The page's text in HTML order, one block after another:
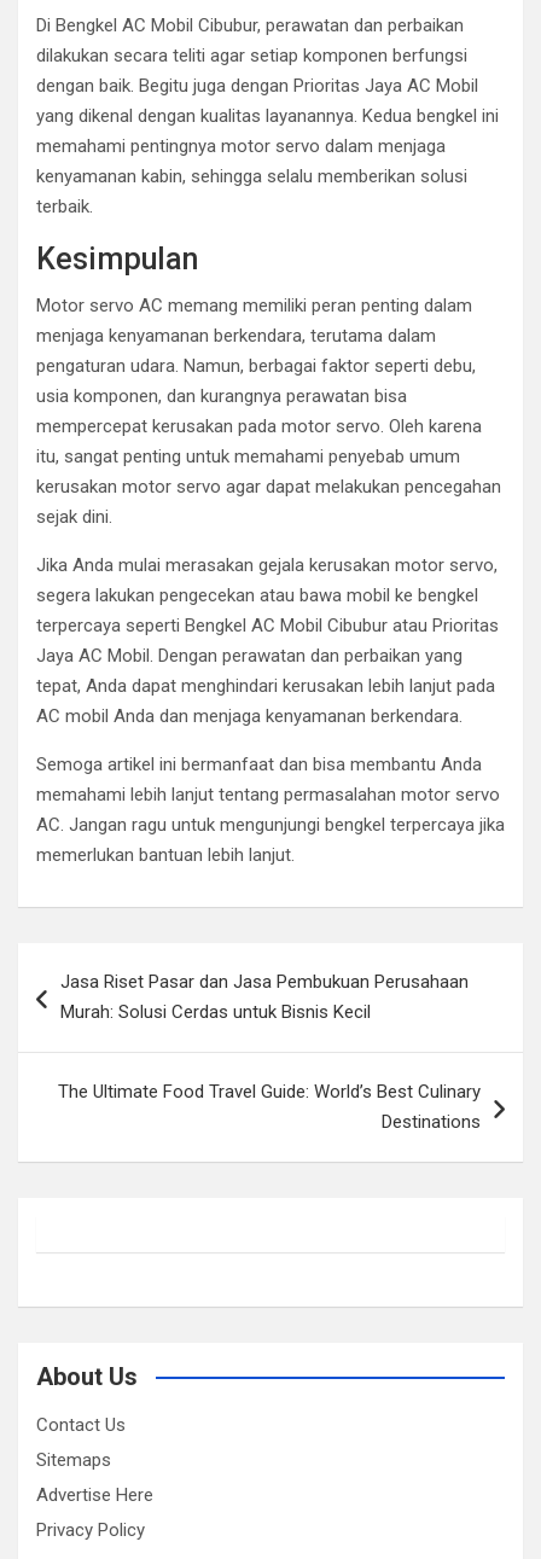
Di Bengkel AC Mobil Cibubur, perawatan dan perbaikan
dilakukan secara teliti agar setiap komponen berfungsi
dengan baik. Begitu juga dengan Prioritas Jaya AC Mobil
yang dikenal dengan kualitas layanannya. Kedua bengkel ini
memahami pentingnya motor servo dalam menjaga
kenyamanan kabin, sehingga selalu memberikan solusi
terbaik.
Kesimpulan
Motor servo AC memang memiliki peran penting dalam
menjaga kenyamanan berkendara, terutama dalam
pengaturan udara. Namun, berbagai faktor seperti debu,
usia komponen, dan kurangnya perawatan bisa
mempercepat kerusakan pada motor servo. Oleh karena
itu, sangat penting untuk memahami penyebab umum
kerusakan motor servo agar dapat melakukan pencegahan
sejak dini.
Jika Anda mulai merasakan gejala kerusakan motor servo,
segera lakukan pengecekan atau bawa mobil ke bengkel
terpercaya seperti Bengkel AC Mobil Cibubur atau Prioritas
Jaya AC Mobil. Dengan perawatan dan perbaikan yang
tepat, Anda dapat menghindari kerusakan lebih lanjut pada
AC mobil Anda dan menjaga kenyamanan berkendara.
Semoga artikel ini bermanfaat dan bisa membantu Anda
memahami lebih lanjut tentang permasalahan motor servo
AC. Jangan ragu untuk mengunjungi bengkel terpercaya jika
memerlukan bantuan lebih lanjut.
navigation
Jasa Riset Pasar dan Jasa Pembukuan Perusahaan
Murah: Solusi Cerdas untuk Bisnis Kecil
The Ultimate Food Travel Guide: World’s Best Culinary
Destinations
About Us
Contact Us
Sitemaps
Advertise Here
Privacy Policy